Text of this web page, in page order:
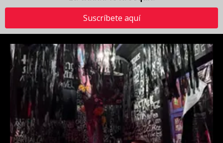
Suscríbete aquí